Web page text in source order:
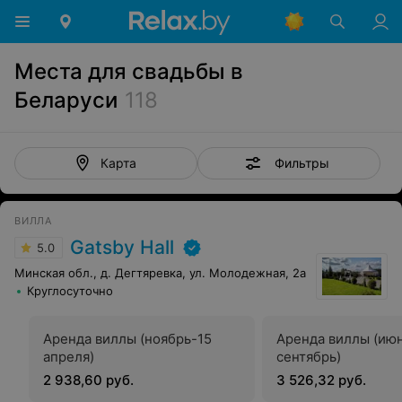
Места для свадьбы в
Беларуси 118
Карта Фильтры
ВИЛЛА
5.0 Gatsby Hall
Минская обл., д. Дегтяревка, ул. Молодежная, 2а
Круглосуточно
Аренда виллы (ноябрь-15
апреля)
2 938,60 руб.
Аренда виллы
сентябрь)
3 526,32 руб.